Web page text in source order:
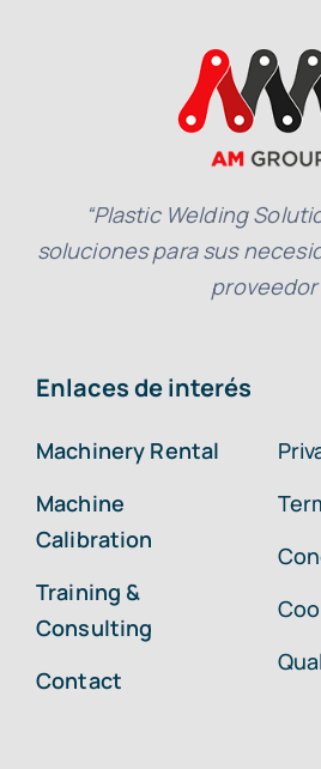
“Plastic Welding
soluciones para sus
Enlaces de interés
Machinery Rental
Machine
Calibration
Training &
Consulting
Contact